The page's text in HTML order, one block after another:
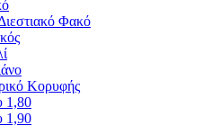
Φακό
Κορυφής
1,80
1,90